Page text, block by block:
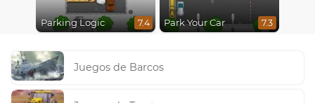
Parking Logic 7.4 Park Your Car 7.3
Juegos de Barcos